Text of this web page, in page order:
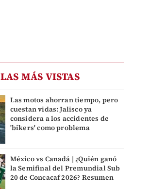
LAS MÁS VISTAS
Las motos ahorran tiempo, pero
cuestan vidas: Jalisco ya
considera a los accidentes de
'bikers' como problema
México vs Canadá | ¿Quién ganó
la Semifinal del Premundial Sub
20 de Concacaf 2026? Resumen